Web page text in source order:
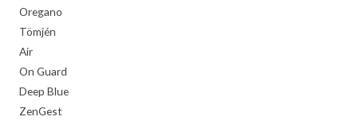
Oregano
Tömjén
Air
On Guard
Deep Blue
ZenGest